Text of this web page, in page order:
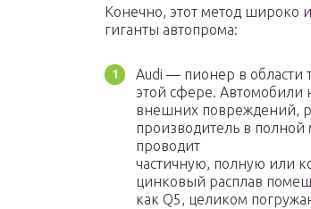
Конечно, этот метод широко
гиганты автопрома:
Audi — пионер в области
этой сфере. Автомобили
внешних повреждений,
производитель в
проводит
частичную, полную или
цинковый расплав
как Q5, целиком